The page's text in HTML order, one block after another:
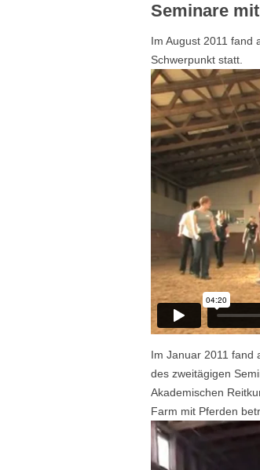
Seminare
Im August 2011 fand
Schwerpunkt statt.
Im Januar 2011 fand
des zweitägigen
Akademischen
Farm mit Pferden